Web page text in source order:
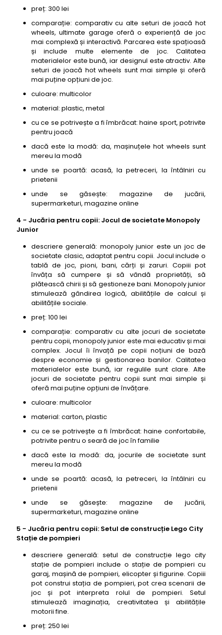
preț: 300 lei
comparație: comparativ cu alte seturi de joacă hot
wheels, ultimate garage oferă o experiență de joc
mai complexă și interactivă. Parcarea este spațioasă
și include multe elemente de joc. Calitatea
materialelor este bună, iar designul este atractiv. Alte
seturi de joacă hot wheels sunt mai simple și oferă
mai puține opțiuni de joc.
culoare: multicolor
material: plastic, metal
cu ce se potrivește a fi îmbrăcat: haine sport, potrivite
pentru joacă
dacă este la modă: da, mașinuțele hot wheels sunt
mereu la modă
unde se poartă: acasă, la petreceri, la întâlniri cu
prietenii
unde se găsește: magazine de jucării,
supermarketuri, magazine online
4 - Jucăria pentru copii: Jocul de societate Monopoly
Junior
descriere generală: monopoly junior este un joc de
societate clasic, adaptat pentru copii. Jocul include o
tablă de joc, pioni, bani, cărți și zaruri. Copiii pot
învăța să cumpere și să vândă proprietăți, să
plătească chirii și să gestioneze bani. Monopoly junior
stimulează gândirea logică, abilitățile de calcul și
abilitățile sociale.
preț: 100 lei
comparație: comparativ cu alte jocuri de societate
pentru copii, monopoly junior este mai educativ și mai
complex. Jocul îi învață pe copii noțiuni de bază
despre economie și gestionarea banilor. Calitatea
materialelor este bună, iar regulile sunt clare. Alte
jocuri de societate pentru copii sunt mai simple și
oferă mai puține opțiuni de învățare.
culoare: multicolor
material: carton, plastic
cu ce se potrivește a fi îmbrăcat: haine confortabile,
potrivite pentru o seară de joc în familie
dacă este la modă: da, jocurile de societate sunt
mereu la modă
unde se poartă: acasă, la petreceri, la întâlniri cu
prietenii
unde se găsește: magazine de jucării,
supermarketuri, magazine online
5 - Jucăria pentru copii: Setul de construcție Lego City
Stație de pompieri
descriere generală: setul de construcție lego city
stație de pompieri include o stație de pompieri cu
garaj, mașină de pompieri, elicopter și figurine. Copiii
pot construi stația de pompieri, pot crea scenarii de
joc și pot interpreta rolul de pompieri. Setul
stimulează imaginația, creativitatea și abilitățile
motorii fine.
preț: 250 lei